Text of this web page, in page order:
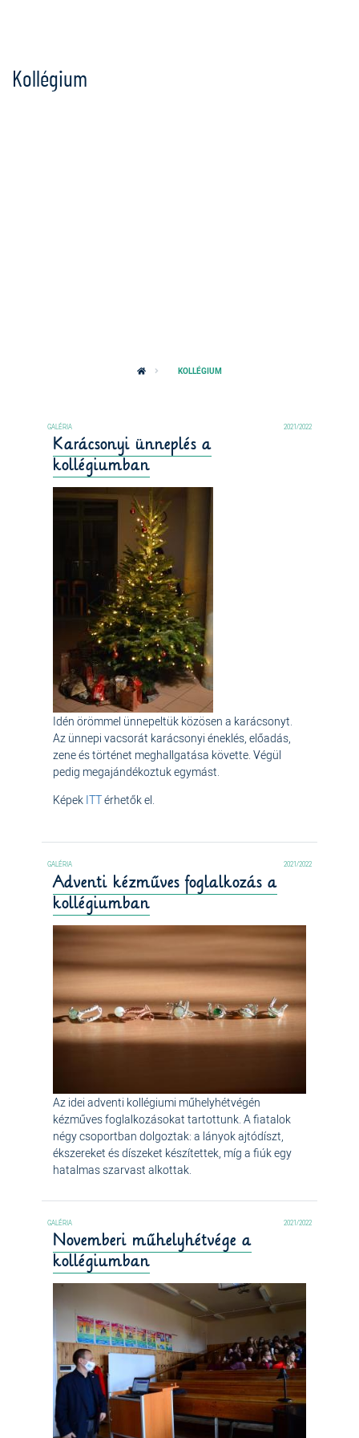
Kollégium
KOLLÉGIUM
2021/2022
Karácsonyi ünneplés a
kollégiumban
Idén örömmel ünnepeltük közösen a karácsonyt.
Az ünnepi vacsorát karácsonyi éneklés, előadás,
zene és történet meghallgatása követte. Végül
pedig megajándékoztuk egymást.
Képek ITTérhetők el.
2021/2022
Adventi kézműves foglalkozás a
kollégiumban
Az idei adventi kollégiumi műhelyhétvégén
kézműves foglalkozásokat tartottunk. A fiatalok
négy csoportban dolgoztak: a lányok ajtódíszt,
ékszereket és díszeket készítettek, míg a fiúk egy
hatalmas szarvast alkottak.
2021/2022
Novemberi műhelyhétvége a
kollégiumban